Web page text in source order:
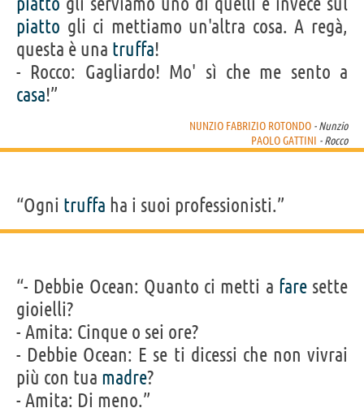
piatto gli ci mettiamo un'altra cosa. A regà,
questa è una truffa!
- Rocco: Gagliardo! Mo' sì che me sento a
casa!”
NUNZIO FABRIZIO ROTONDO - Nunzio
PAOLO GATTINI - Rocco
“Ogni truffa ha i suoi professionisti.”
“- Debbie Ocean: Quanto ci metti a faresette
gioielli?
- Amita: Cinque o sei ore?
- Debbie Ocean: E se ti dicessi che non vivrai
più con tua madre?
- Amita: Di meno.”